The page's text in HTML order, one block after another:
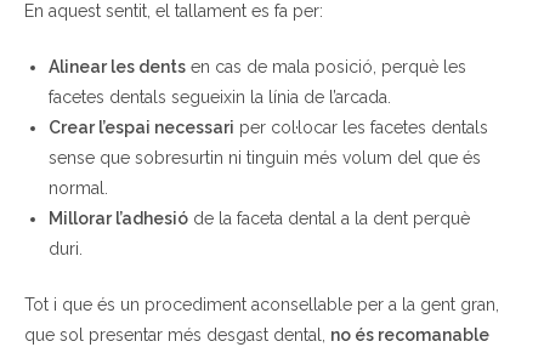
En aquest sentit, el tallament es fa per:
Alinear les dents en cas de mala posició, perquè les
facetes dentals segueixin la línia de l’arcada.
Crear l’espai necessari per col·locar les facetes dentals
sense que sobresurtin ni tinguin més volum del que és
normal.
Millorar l’adhesió de la faceta dental a la dent perquè
duri.
Tot i que és un procediment aconsellable per a la gent gran,
que sol presentar més desgast dental, no és recomanable